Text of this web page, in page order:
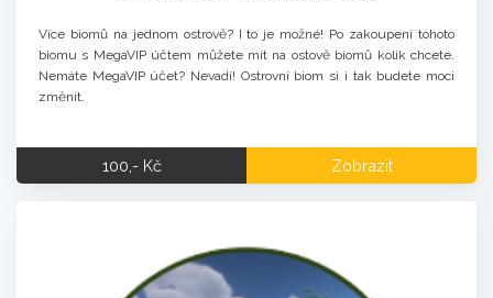
Více biomů na jednom ostrově? I to je možné! Po zakoupení tohoto
biomu s MegaVIP účtem můžete mít na ostově biomů kolik chcete.
Nemáte MegaVIP účet? Nevadí! Ostrovní biom si i tak budete moci
změnit.
100,- Kč Zobrazit